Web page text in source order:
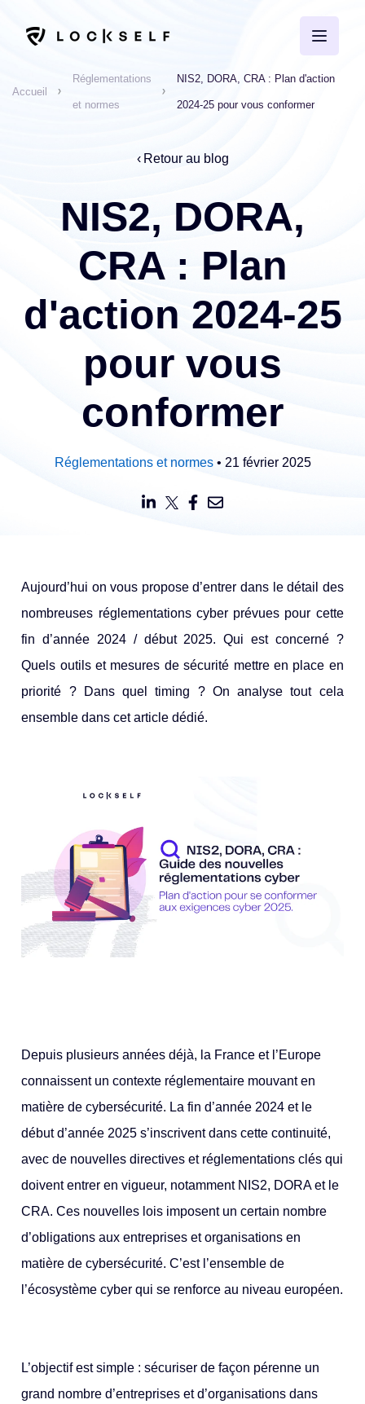
Accueil
Réglementations
et normes
NIS2, DORA, CRA : Plan d'action
2024-25 pour vous conformer
Retour au blog
NIS2, DORA,
CRA : Plan
d'action 2024-25
pour vous
conformer
Réglementations et normes• 21 février 2025
Aujourd’hui on vous propose d’entrer dans le détail des
nombreuses réglementations cyber prévues pour cette
fin d’année 2024 / début 2025. Qui est concerné ?
Quels outils et mesures de sécurité mettre en place en
priorité ? Dans quel timing ? On analyse tout cela
ensemble dans cet article dédié.
Depuis plusieurs années déjà, la France et l’Europe
connaissent un contexte réglementaire mouvant en
matière de cybersécurité. La fin d’année 2024 et le
début d’année 2025 s’inscrivent dans cette continuité,
avec de nouvelles directives et réglementations clés qui
doivent entrer en vigueur, notamment NIS2, DORA et le
CRA. Ces nouvelles lois imposent un certain nombre
d’obligations aux entreprises et organisations en
matière de cybersécurité. C’est l’ensemble de
l’écosystème cyber qui se renforce au niveau européen.
L’objectif est simple : sécuriser de façon pérenne un
grand nombre d’entreprises et d’organisations dans